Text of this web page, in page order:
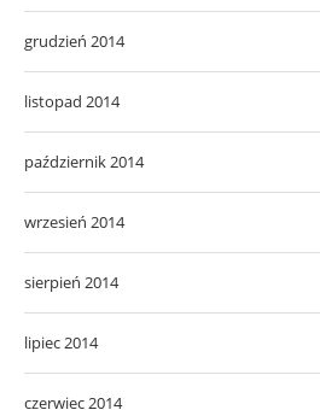
grudzień 2014
listopad 2014
październik 2014
wrzesień 2014
sierpień 2014
lipiec 2014
czerwiec 2014